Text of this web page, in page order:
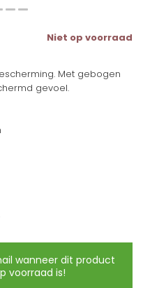
Niet op voorraad
Met gebogen
gevoel.
wanneer dit product
voorraad is!